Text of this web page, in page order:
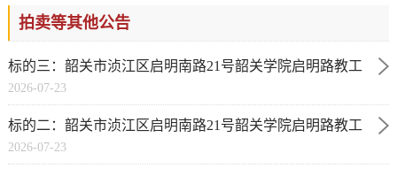
拍卖等其他公告
标的三：韶关市浈江区启明南路21号韶关学院启明路教工
宿舍C栋-2号商铺租赁权
2026-07-23
标的二：韶关市浈江区启明南路21号韶关学院启明路教工
宿舍C栋-1号商铺租赁权
2026-07-23